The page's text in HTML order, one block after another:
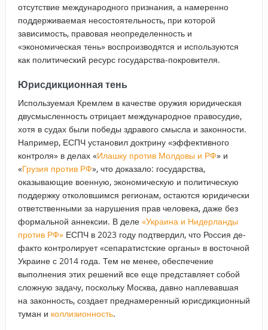
отсутствие международного признания, а намеренно
поддерживаемая несостоятельность, при которой
зависимость, правовая неопределенность и
«экономическая тень» воспроизводятся и используются
как политический ресурс государства-покровителя.
Юрисдикционная тень
Используемая Кремлем в качестве оружия юридическая
двусмысленность отрицает международное правосудие,
хотя в судах были победы здравого смысла и законности.
Например, ЕСПЧ установил доктрину «эффективного
контроля» в делах «Илашку против Молдовы и РФ» и
«Грузия против РФ», что доказало: государства,
оказывающие военную, экономическую и политическую
поддержку отколовшимся регионам, остаются юридически
ответственными за нарушения прав человека, даже без
формальной аннексии. В деле «Украина и Нидерланды
против РФ»ЕСПЧ в 2023 году подтвердил, что Россия де-
факто контролирует «сепаратистские органы» в восточной
Украине с 2014 года. Тем не менее, обеспечение
выполнения этих решений все еще представляет собой
сложную задачу, поскольку Москва, давно наплевавшая
на законность, создает преднамеренный юрисдикционный
туман и коллизионность.